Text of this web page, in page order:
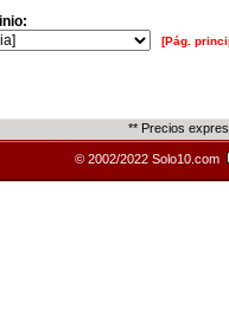
[Pág.
** Precios
© 2002/2022 Solo10.com